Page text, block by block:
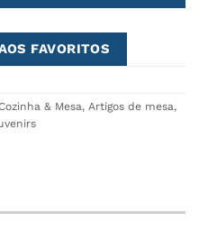
FAVORITOS
& Mesa, Artigos de mesa,